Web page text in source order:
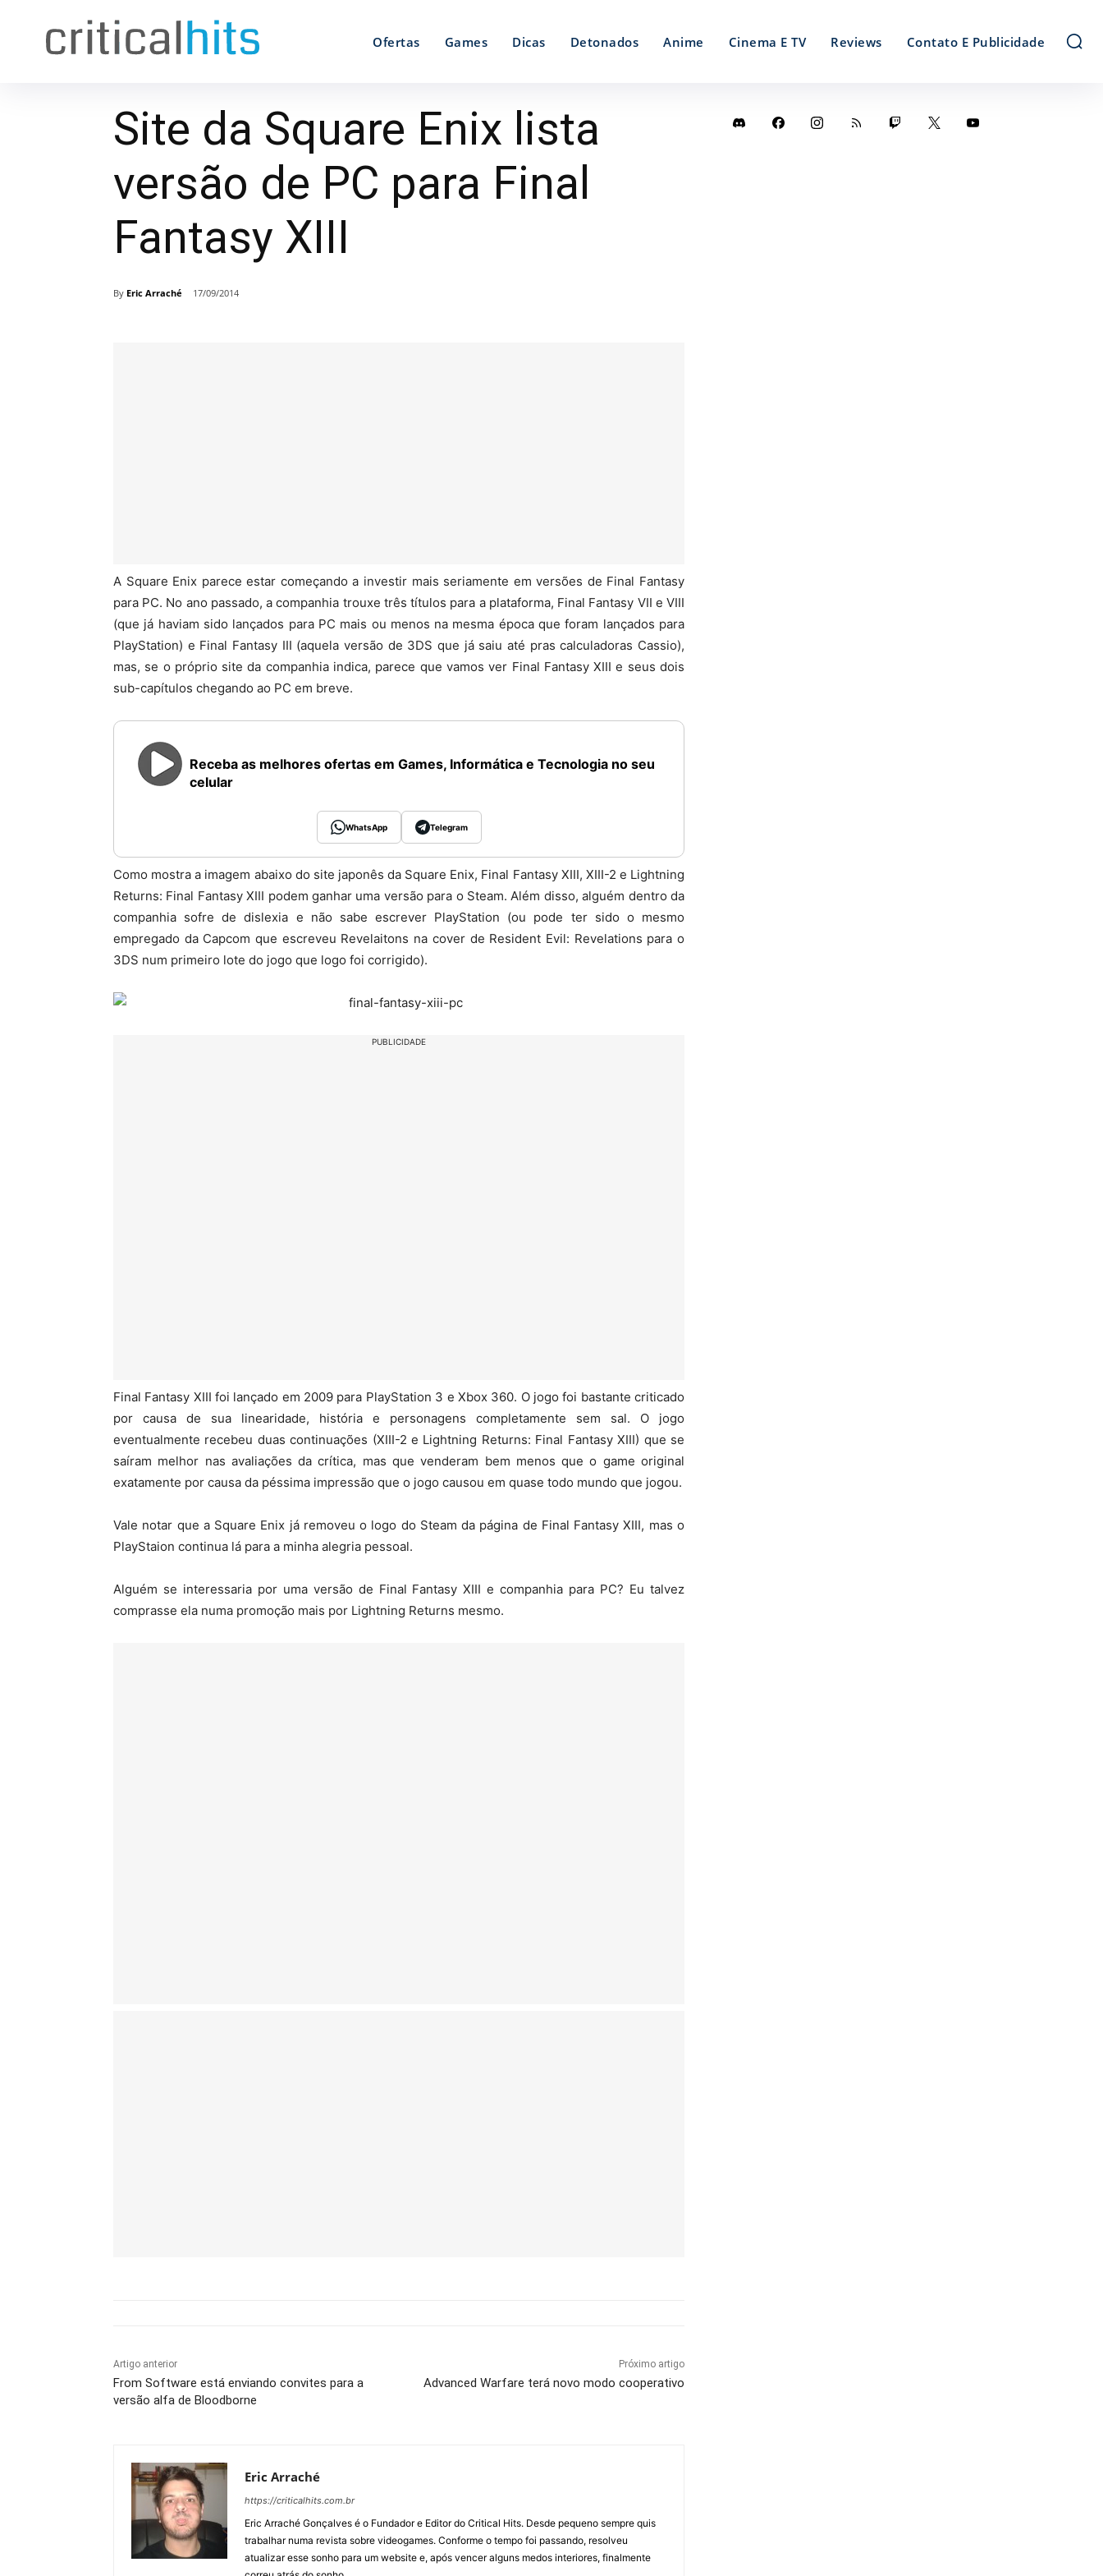
Ofertas Games Dicas Detonados Anime Cinema E TV Reviews Contato E Publicidade
Site da Square Enix lista
versão de PC para Final
Fantasy XIII
By Eric Arraché 17/09/2014
A Square Enix parece estar começando a investir mais seriamente em versões de Final Fantasy
para PC. No ano passado, a companhia trouxe três títulos para a plataforma, Final Fantasy VII e VIII
(que já haviam sido lançados para PC mais ou menos na mesma época que foram lançados para
PlayStation) e Final Fantasy III (aquela versão de 3DS que já saiu até pras calculadoras Cassio),
mas, se o próprio site da companhia indica, parece que vamos ver Final Fantasy XIII e seus dois
sub-capítulos chegando ao PC em breve.
Receba as melhores ofertas em Games, Informática e Tecnologia no seu
celular
WhatsApp Telegram
Como mostra a imagem abaixo do site japonês da Square Enix, Final Fantasy XIII, XIII-2 e Lightning
Returns: Final Fantasy XIII podem ganhar uma versão para o Steam. Além disso, alguém dentro da
companhia sofre de dislexia e não sabe escrever PlayStation (ou pode ter sido o mesmo
empregado da Capcom que escreveu Revelaitons na cover de Resident Evil: Revelations para o
3DS num primeiro lote do jogo que logo foi corrigido).
PUBLICIDADE
Final Fantasy XIII foi lançado em 2009 para PlayStation 3 e Xbox 360. O jogo foi bastante criticado
por causa de sua linearidade, história e personagens completamente sem sal. O jogo
eventualmente recebeu duas continuações (XIII-2 e Lightning Returns: Final Fantasy XIII) que se
saíram melhor nas avaliações da crítica, mas que venderam bem menos que o game original
exatamente por causa da péssima impressão que o jogo causou em quase todo mundo que jogou.
Vale notar que a Square Enix já removeu o logo do Steam da página de Final Fantasy XIII, mas o
PlayStaion continua lá para a minha alegria pessoal.
Alguém se interessaria por uma versão de Final Fantasy XIII e companhia para PC? Eu talvez
comprasse ela numa promoção mais por Lightning Returns mesmo.
Artigo anterior
From Software está enviando convites para a
versão alfa de Bloodborne
Próximo artigo
Advanced Warfare terá novo modo cooperativo
Eric Arraché
https://criticalhits.com.br
Eric Arraché Gonçalves é o Fundador e Editor do Critical Hits. Desde pequeno sempre quis
trabalhar numa revista sobre videogames. Conforme o tempo foi passando, resolveu
atualizar esse sonho para um website e, após vencer alguns medos interiores, finalmente